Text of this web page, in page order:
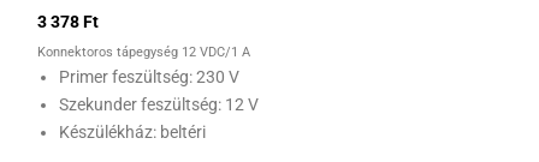
3 378Ft
Konnektoros tápegység 12 VDC/1 A
Primer feszültség: 230 V
Szekunder feszültség: 12 V
Készülékház: beltéri